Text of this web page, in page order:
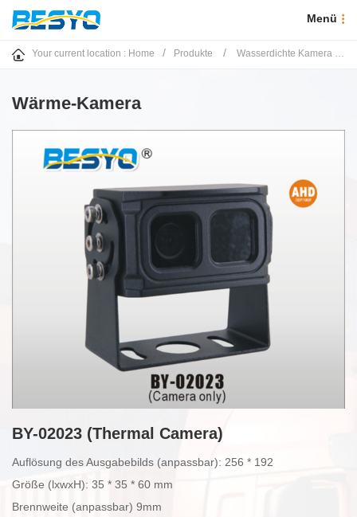
Menü
Your current location : Home / Produkte / Wasserdichte Kamera
Wärme-Kamera
BY-02023 (Thermal Camera)
Auflösung des Ausgabebilds (anpassbar): 256 * 192
Größe (lxwхH): 35 * 35 * 60 mm
Brennweite (anpassbar) 9mm